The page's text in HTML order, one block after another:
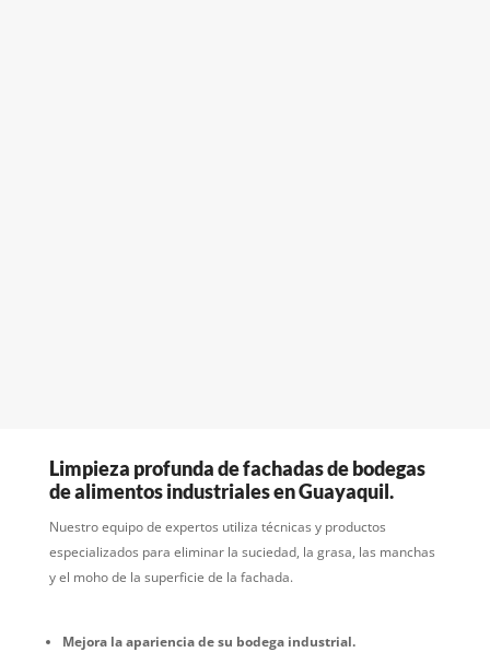
Limpieza profunda de fachadas de bodegas
de alimentos industriales en Guayaquil.
Nuestro equipo de expertos utiliza técnicas y productos
especializados para eliminar la suciedad, la grasa, las manchas
y el moho de la superficie de la fachada.
Mejora la apariencia de su bodega industrial.